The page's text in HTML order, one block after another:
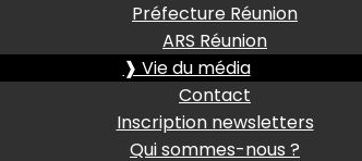
Préfecture Réunion
ARS Réunion
❱ Vie du média
Contact
Inscription newsletters
Qui sommes-nous ?